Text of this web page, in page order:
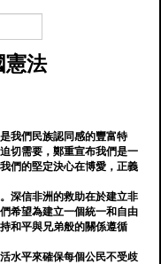
憲法
我們民族認同感的豐富特
切需要，鄭重宣布我們是一
們的堅定決心在博愛，正義
深信非洲的救助在於建立非
希望為建立一個統一和自由
和平與兄弟般的關係遵循
水平來確保每個公民不受歧